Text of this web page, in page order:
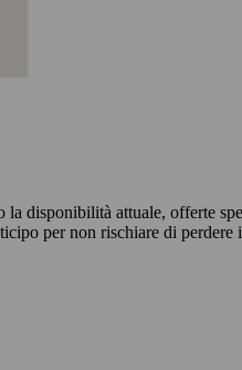
disponibilità attuale, offerte
per non rischiare di perdere